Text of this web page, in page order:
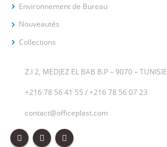
Environnement de Bureau
Nouveautés
Collections
Z.I 2, MEDJEZ EL BAB B.P – 9070 – TUNISIE
+216 78 56 41 55 /+216 78 56 07 23
contact@officeplast.com